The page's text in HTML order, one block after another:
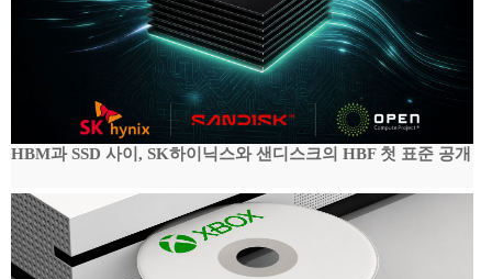
HBM과 SSD 사이, SK하이닉스와 샌디스크의 HBF 첫 표준 공개